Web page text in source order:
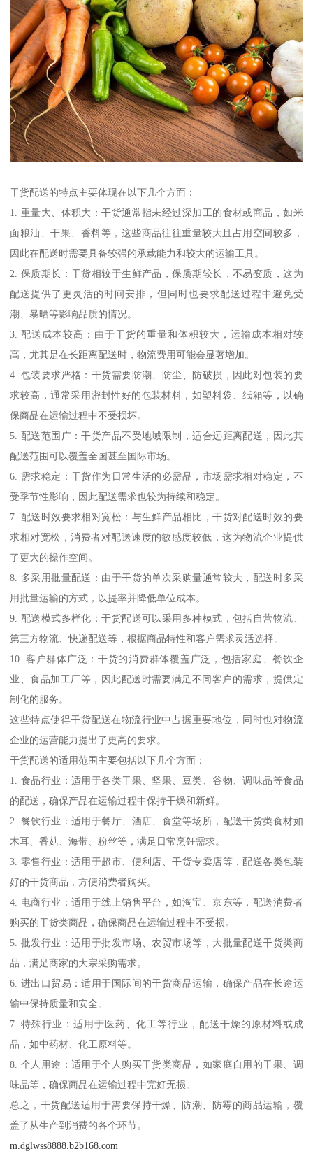
干货配送的特点主要体现在以下几个方面：
1. 重量大、体积大：干货通常指未经过深加工的食材或商品，如米
面粮油、干果、香料等，这些商品往往重量较大且占用空间较多，
因此在配送时需要具备较强的承载能力和较大的运输工具。
2. 保质期长：干货相较于生鲜产品，保质期较长，不易变质，这为
配送提供了更灵活的时间安排，但同时也要求配送过程中避免受
潮、暴晒等影响品质的情况。
3. 配送成本较高：由于干货的重量和体积较大，运输成本相对较
高，尤其是在长距离配送时，物流费用可能会显著增加。
4. 包装要求严格：干货需要防潮、防尘、防破损，因此对包装的要
求较高，通常采用密封性好的包装材料，如塑料袋、纸箱等，以确
保商品在运输过程中不受损坏。
5. 配送范围广：干货产品不受地域限制，适合远距离配送，因此其
配送范围可以覆盖全国甚至国际市场。
6. 需求稳定：干货作为日常生活的必需品，市场需求相对稳定，不
受季节性影响，因此配送需求也较为持续和稳定。
7. 配送时效要求相对宽松：与生鲜产品相比，干货对配送时效的要
求相对宽松，消费者对配送速度的敏感度较低，这为物流企业提供
了更大的操作空间。
8. 多采用批量配送：由于干货的单次采购量通常较大，配送时多采
用批量运输的方式，以提率并降低单位成本。
9. 配送模式多样化：干货配送可以采用多种模式，包括自营物流、
第三方物流、快递配送等，根据商品特性和客户需求灵活选择。
10. 客户群体广泛：干货的消费群体覆盖广泛，包括家庭、餐饮企
业、食品加工厂等，因此配送时需要满足不同客户的需求，提供定
制化的服务。
这些特点使得干货配送在物流行业中占据重要地位，同时也对物流
企业的运营能力提出了更高的要求。
干货配送的适用范围主要包括以下几个方面：
1. 食品行业：适用于各类干果、坚果、豆类、谷物、调味品等食品
的配送，确保产品在运输过程中保持干燥和新鲜。
2. 餐饮行业：适用于餐厅、酒店、食堂等场所，配送干货类食材如
木耳、香菇、海带、粉丝等，满足日常烹饪需求。
3. 零售行业：适用于超市、便利店、干货专卖店等，配送各类包装
好的干货商品，方便消费者购买。
4. 电商行业：适用于线上销售平台，如淘宝、京东等，配送消费者
购买的干货类商品，确保商品在运输过程中不受损。
5. 批发行业：适用于批发市场、农贸市场等，大批量配送干货类商
品，满足商家的大宗采购需求。
6. 进出口贸易：适用于国际间的干货商品运输，确保产品在长途运
输中保持质量和安全。
7. 特殊行业：适用于医药、化工等行业，配送干燥的原材料或成
品，如中药材、化工原料等。
8. 个人用途：适用于个人购买干货类商品，如家庭自用的干果、调
味品等，确保商品在运输过程中完好无损。
总之，干货配送适用于需要保持干燥、防潮、防霉的商品运输，覆
盖了从生产到消费的各个环节。
m.dglwss8888.b2b168.com